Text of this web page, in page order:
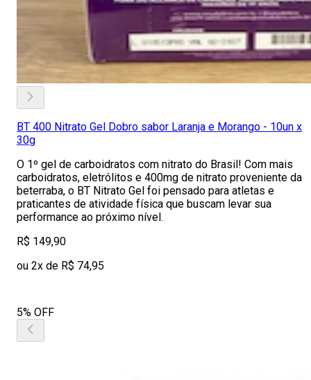
BT 400 Nitrato Gel Dobro sabor Laranja e Morango - 10un x
30g
O 1º gel de carboidratos com nitrato do Brasil! Com mais
carboidratos, eletrólitos e 400mg de nitrato proveniente da
beterraba, o BT Nitrato Gel foi pensado para atletas e
praticantes de atividade física que buscam levar sua
performance ao próximo nível.
R$ 149,90
ou 2x de R$ 74,95
5% OFF